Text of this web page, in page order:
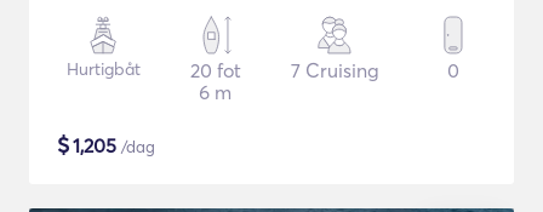
Hurtigbåt
20 fot
6 m
7 Cruising 0
$1,205 /dag